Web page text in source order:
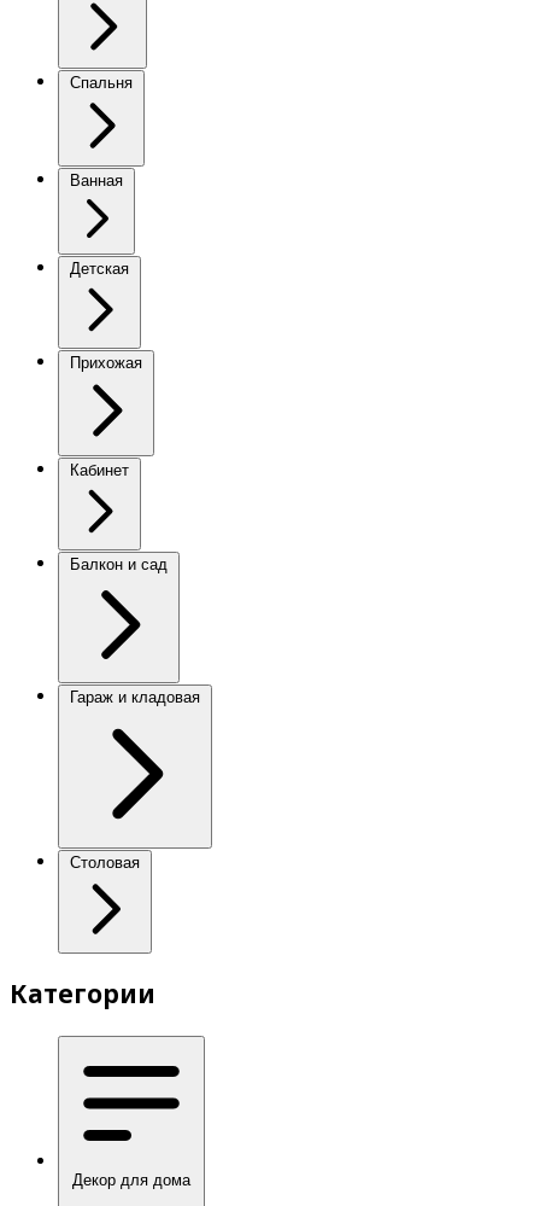
Спальня
Ванная
Детская
Прихожая
Кабинет
Балкон и сад
Гараж и кладовая
Столовая
Категории
Декор для дома